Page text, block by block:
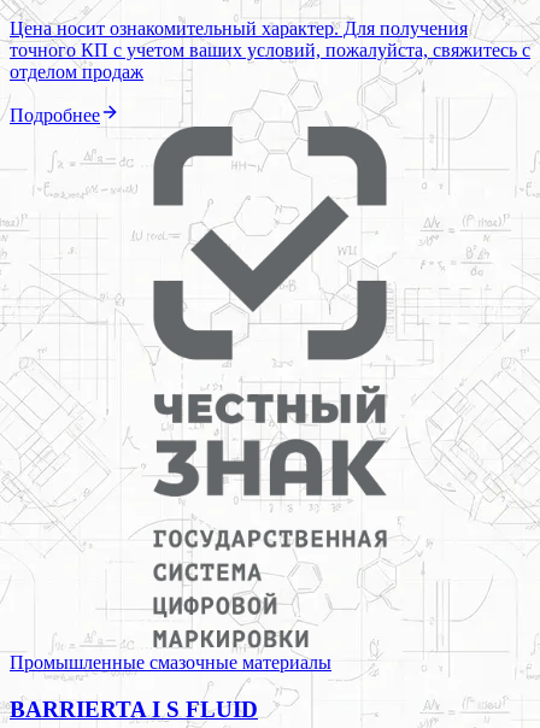
Цена носит ознакомительный характер. Для получения
точного КП с учетом ваших условий, пожалуйста, свяжитесь с
отделом продаж
Подробнее
Промышленные смазочные материалы
BARRIERTA I S FLUID